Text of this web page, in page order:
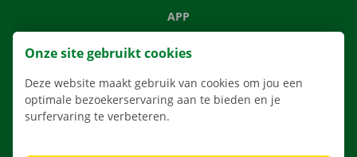
APP
CONTACTEER ONS
Onze site gebruikt cookies
Deze website maakt gebruik van cookies om jou een
optimale bezoekerservaring aan te bieden en je
surfervaring te verbeteren.